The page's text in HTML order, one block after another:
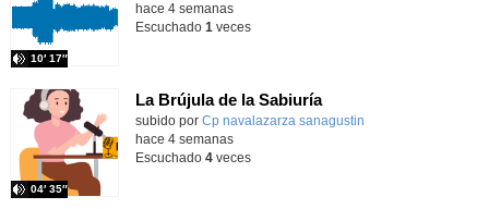
10′ 17″
hace 4 semanas
Escuchado 1 veces
La Brújula de la Sabiuría
Contenido educativo.
subido por Cp navalazarza sanagustin
04′ 35″
hace 4 semanas
Escuchado 4veces